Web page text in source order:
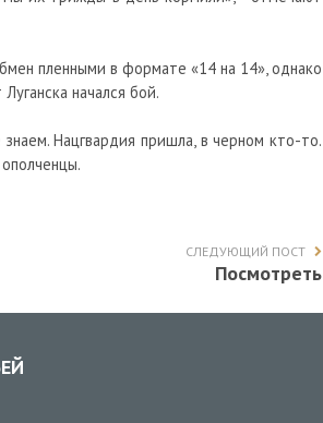
пленными в формате «14 на 14», однако
начался бой.
Нацгвардия пришла, в черном кто-то.
СЛЕДУЮЩИЙ ПОСТ
Посмотреть